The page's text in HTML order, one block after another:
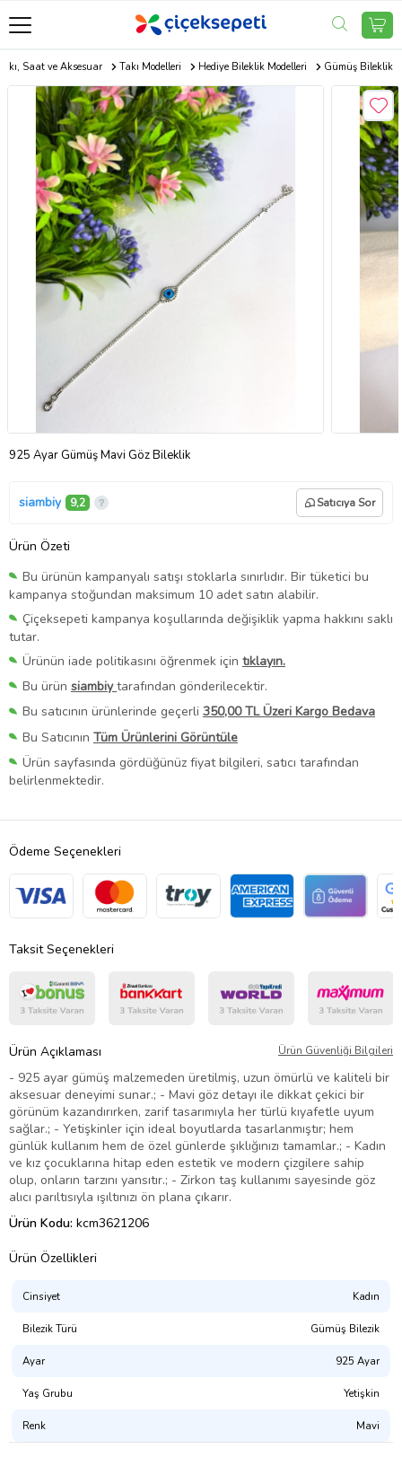
Saat ve Aksesuar Takı Modelleri Hediye Bileklik Modelleri Gümüş Bileklik
925 Ayar Gümüş Mavi Göz Bileklik
siambiy 9,2 Satıcıya Sor
Ürün Özeti
Bu ürünün kampanyalı satışı stoklarla sınırlıdır. Bir tüketici bu
kampanya stoğundan maksimum 10 adet satın alabilir.
Çiçeksepeti kampanya koşullarında değişiklik yapma hakkını saklı
tutar.
Ürünün iade politikasını öğrenmek için tıklayın.
Bu ürün siambiytarafından gönderilecektir.
Bu satıcının ürünlerinde geçerli 350,00 TL Üzeri Kargo Bedava
Bu Satıcının Tüm Ürünlerini Görüntüle
Ürün sayfasında gördüğünüz fiyat bilgileri, satıcı tarafından
belirlenmektedir.
Ödeme Seçenekleri
Taksit Seçenekleri
Ürün Açıklaması Ürün Güvenliği Bilgileri
- 925 ayar gümüş malzemeden üretilmiş, uzun ömürlü ve kaliteli bir
aksesuar deneyimi sunar.; - Mavi göz detayı ile dikkat çekici bir
görünüm kazandırırken, zarif tasarımıyla her türlü kıyafetle uyum
sağlar.; - Yetişkinler için ideal boyutlarda tasarlanmıştır; hem
günlük kullanım hem de özel günlerde şıklığınızı tamamlar.; - Kadın
ve kız çocuklarına hitap eden estetik ve modern çizgilere sahip
olup, onların tarzını yansıtır.; - Zirkon taş kullanımı sayesinde göz
alıcı parıltısıyla ışıltınızı ön plana çıkarır.
Ürün Kodu: kcm3621206
Ürün Özellikleri
Cinsiyet Kadın
Bilezik Türü Gümüş Bilezik
Ayar 925 Ayar
Yaş Grubu Yetişkin
Renk Mavi